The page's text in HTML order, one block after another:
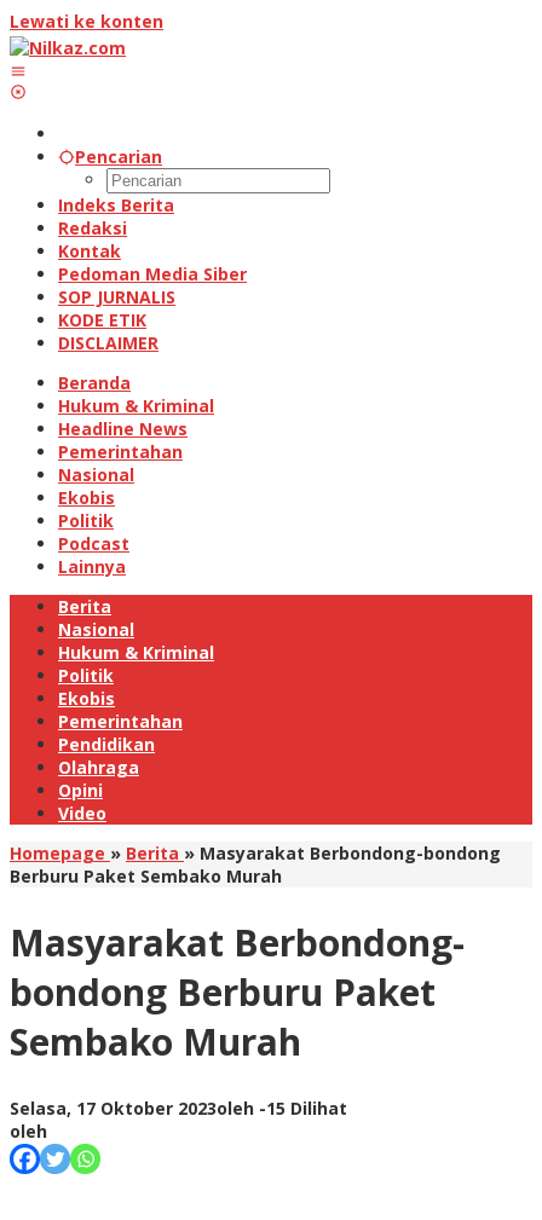
Lewati ke konten
Pencarian
Indeks Berita
Redaksi
Kontak
Pedoman Media Siber
SOP JURNALIS
KODE ETIK
DISCLAIMER
Beranda
Hukum & Kriminal
Headline News
Pemerintahan
Nasional
Ekobis
Politik
Podcast
Lainnya
Berita
Nasional
Hukum & Kriminal
Politik
Ekobis
Pemerintahan
Pendidikan
Olahraga
Opini
Video
Homepage » Berita » Masyarakat Berbondong-bondong
Berburu Paket Sembako Murah
Masyarakat Berbondong-
bondong Berburu Paket
Sembako Murah
Selasa, 17 Oktober 2023oleh -15 Dilihat
oleh